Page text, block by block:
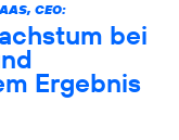
CEO:
bei
Ergebnis